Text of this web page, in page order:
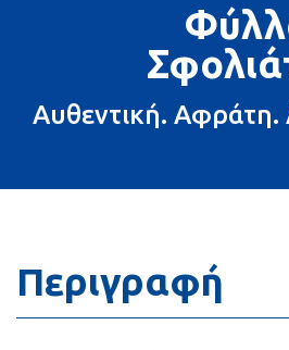
Αυθεντική. Αφράτη.
Περιγραφή